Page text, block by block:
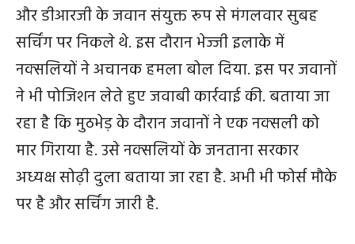
और डीआरजी के जवान संयुक्त रूप से मंगलवार सुबह
सर्चिंग पर निकले थे. इस दौरान भेज्जी इलाके में
नक्सलियों ने अचानक हमला बोल दिया. इस पर जवानों
ने भी पोजिशन लेते हुए जवाबी कार्रवाई की. बताया जा
रहा है कि मुठभेड़ के दौरान जवानों ने एक नक्सली को
मार गिराया है. उसे नक्सलियों के जनताना सरकार
अध्यक्ष सोढ़ी दुला बताया जा रहा है. अभी भी फोर्स मौके
पर है और सर्चिंग जारी है.